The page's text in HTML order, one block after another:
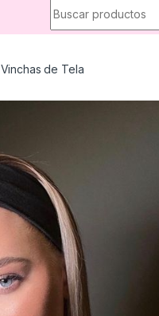
Vinchas de Tela